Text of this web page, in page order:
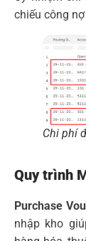
chiếu công
Chi phí
Quy trình
Purchase
nhập kho